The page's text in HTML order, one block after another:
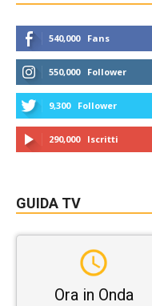
540,000 Fans
550,000 Follower
9,300 Follower
290,000 Iscritti
GUIDA TV
Ora in Onda